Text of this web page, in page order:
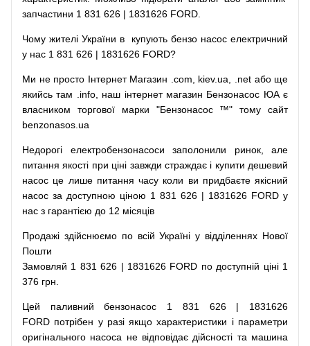
запчастини 1 831 626 | 1831626 FORD.
Чому жителі України в купують бензо насос електричний
у нас 1 831 626 | 1831626 FORD?
Ми не просто Інтернет Магазин .com kiev.ua .net або ще
якийсь там .info, наш інтернет магазин Бензонасос ЮА є
власником
торгової марки "Бензонасос ™" тому
сайт
benzonasos.ua
Недорогі електробензонасоси заполонили ринок,
але
питання якості при ціні завжди страждає і купити дешевий
насос це лише питання часу коли ви придбаєте якісний
насос за доступною ціною 1 831 626 | 1831626 FORD у
нас з гарантією до 12 місяців
Продажі здійснюємо по всій Україні у відділеннях Нової
Пошти
Замовляй 1 831 626 | 1831626 FORD по доступній ціні 1
376 грн.
Цей паливний бензонасос 1 831 626 | 1831626
FORD потрібен у разі якщо характеристики і параметри
оригінального насоса не відповідає дійсності та машина